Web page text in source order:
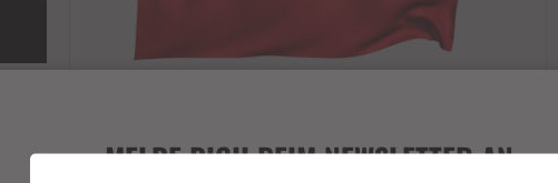
WEITERHIN PROBLEMLOS
MELDE DICH BEIM NEWSLETTER AN